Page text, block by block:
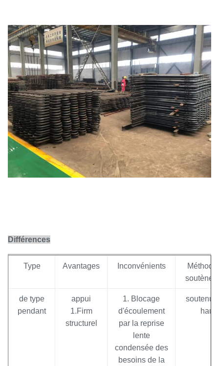
Différences
Type Avantages Inconvénients
de type
pendant
appui
1.Firm
structurel
1. Blocage
d'écoulement
par la reprise
lente
condensée des
besoins de la
soutenu
haut